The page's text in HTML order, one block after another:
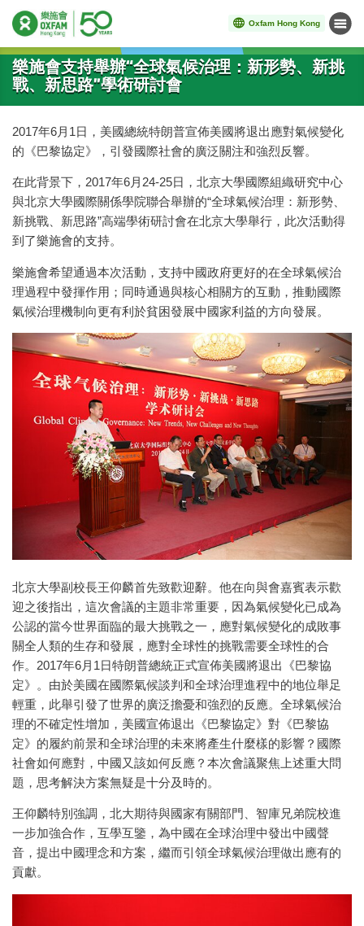
Oxfam Hong Kong Menu
Start main content
樂施會支持舉辦“全球氣候治理：新形勢、新挑
戰、新思路”學術研討會
2017年6月1日，美國總統特朗普宣佈美國將退出應對氣候變化
的《巴黎協定》，引發國際社會的廣泛關注和強烈反響。
在此背景下，2017年6月24-25日，北京大學國際組織研究中心
與北京大學國際關係學院聯合舉辦的“全球氣候治理：新形勢、
新挑戰、新思路”高端學術研討會在北京大學舉行，此次活動得
到了樂施會的支持。
樂施會希望通過本次活動，支持中國政府更好的在全球氣候治
理過程中發揮作用；同時通過與核心相關方的互動，推動國際
氣候治理機制向更有利於貧困發展中國家利益的方向發展。
北京大學副校長王仰麟首先致歡迎辭。他在向與會嘉賓表示歡
迎之後指出，這次會議的主題非常重要，因為氣候變化已成為
公認的當今世界面臨的最大挑戰之一，應對氣候變化的成敗事
關全人類的生存和發展，應對全球性的挑戰需要全球性的合
作。2017年6月1日特朗普總統正式宣佈美國將退出《巴黎協
定》。由於美國在國際氣候談判和全球治理進程中的地位舉足
輕重，此舉引發了世界的廣泛擔憂和強烈的反應。全球氣候治
理的不確定性增加，美國宣佈退出《巴黎協定》對《巴黎協
定》的履約前景和全球治理的未來將產生什麼樣的影響？國際
社會如何應對，中國又該如何反應？本次會議聚焦上述重大問
題，思考解決方案無疑是十分及時的。
王仰麟特別強調，北大期待與國家有關部門、智庫兄弟院校進
一步加強合作，互學互鑒，為中國在全球治理中發出中國聲
音，提出中國理念和方案，繼而引領全球氣候治理做出應有的
貢獻。